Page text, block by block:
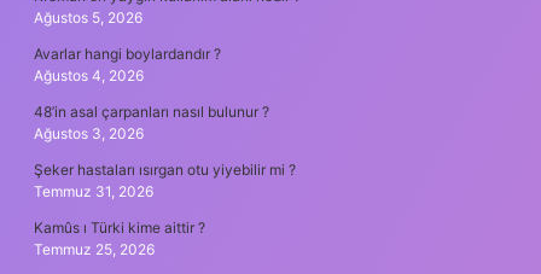
Ağustos 5, 2026
Avarlar hangi boylardandır ?
Ağustos 4, 2026
48’in asal çarpanları nasıl bulunur ?
Ağustos 3, 2026
Şeker hastaları ısırgan otu yiyebilir mi ?
Temmuz 31, 2026
Kamûs ı Türki kime aittir ?
Temmuz 25, 2026